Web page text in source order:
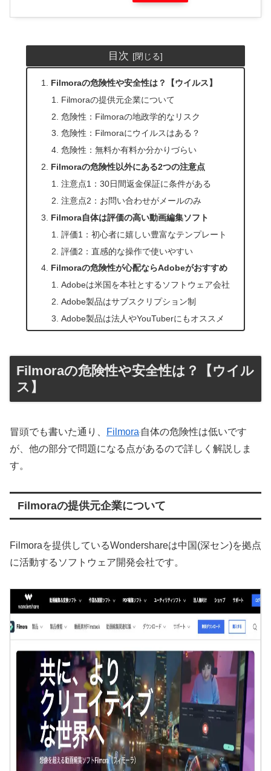
目次
Filmoraの危険性や安全性は？【ウイルス】
Filmoraの提供元企業について
危険性：Filmoraの地政学的なリスク
危険性：Filmoraにウイルスはある？
危険性：無料か有料か分かりづらい
Filmoraの危険性以外にある2つの注意点
注意点1：30日間返金保証に条件がある
注意点2：お問い合わせがメールのみ
Filmora自体は評価の高い動画編集ソフト
評価1：初心者に嬉しい豊富なテンプレート
評価2：直感的な操作で使いやすい
Filmoraの危険性が心配ならAdobeがおすすめ
Adobeは米国を本社とするソフトウェア会社
Adobe製品はサブスクリプション制
Adobe製品は法人やYouTuberにもオススメ
Filmoraの危険性や安全性は？【ウイル
ス】
冒頭でも書いた通り、 Filmora 自体の危険性は低いです
が、他の部分で問題になる点があるので詳しく解説しま
す。
Filmoraの提供元企業について
Filmoraを提供しているWondershareは中国(深セン)を拠点
に活動するソフトウェア開発会社です。